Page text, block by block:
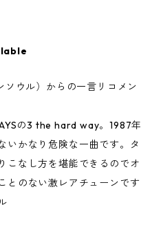
ソウル）からの一言リコメン
の3 the hard way。1987年
いかなり危険な一曲です。タ
こなし方を堪能できるのでオ
とのない激レアチューンです